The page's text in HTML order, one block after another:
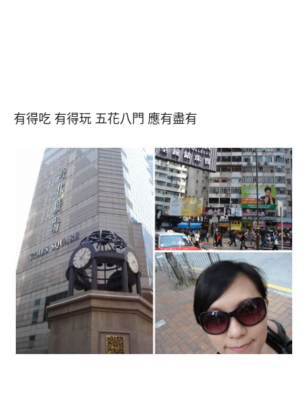
有得吃 有得玩 五花八門 應有盡有